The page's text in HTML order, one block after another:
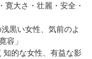
寛大さ・壮麗・安全・
浅黒い女性、気前のよ
容」
知的な女性、有益な影